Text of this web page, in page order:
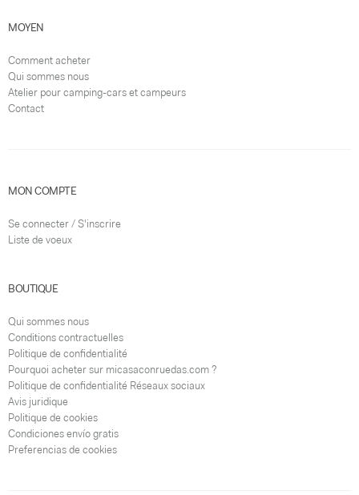
MOYEN
Comment acheter
Qui sommes nous
Atelier pour camping-cars et campeurs
Contact
MON COMPTE
Se connecter / S'inscrire
Liste de voeux
BOUTIQUE
Qui sommes nous
Conditions contractuelles
Politique de confidentialité
Pourquoi acheter sur micasaconruedas.com ?
Politique de confidentialité Réseaux sociaux
Avis juridique
Politique de cookies
Condiciones envío gratis
Preferencias de cookies